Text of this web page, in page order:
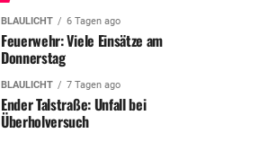
BLAULICHT 6 Tagen ago
Feuerwehr: Viele Einsätze am
Donnerstag
BLAULICHT 7 Tagen ago
Ender Talstraße: Unfall bei
Überholversuch